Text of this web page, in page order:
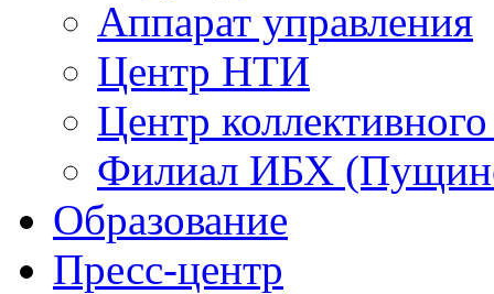
Аппарат управления
Центр НТИ
Центр
Филиал ИБХ
Образование
Пресс-центр